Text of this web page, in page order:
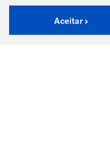
Aceitar